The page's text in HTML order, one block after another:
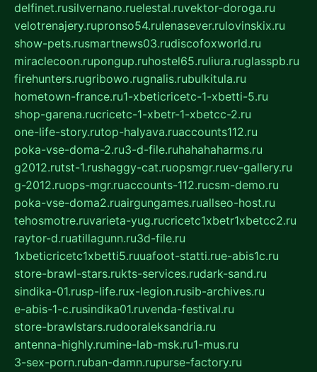
delfinet.rusilvernano.ruelestal.ruvektor-doroga.ru
velotrenajery.rupronso54.rulenasever.rulovinskix.ru
show-pets.rusmartnews03.rudiscofoxworld.ru
miraclecoon.rupongup.ruhostel65.ruliura.ruglasspb.ru
firehunters.rugribowo.rugnalis.rubulkitula.ru
hometown-france.ru1-xbeticricetc-1-xbetti-5.ru
shop-garena.rucricetc-1-xbetr-1-xbetcc-2.ru
one-life-story.rutop-halyava.ruaccounts112.ru
poka-vse-doma-2.ru3-d-file.ruhahahaharms.ru
g2012.rutst-1.rushaggy-cat.ruopsmgr.ruev-gallery.ru
g-2012.ruops-mgr.ruaccounts-112.rucsm-demo.ru
poka-vse-doma2.ruairgungames.ruallseo-host.ru
tehosmotre.ruvarieta-yug.rucricetc1xbetr1xbetcc2.ru
raytor-d.ruatillagunn.ru3d-file.ru
1xbeticricetc1xbetti5.ruuafoot-statti.rue-abis1c.ru
store-brawl-stars.rukts-services.rudark-sand.ru
sindika-01.rusp-life.rux-legion.rusib-archives.ru
e-abis-1-c.rusindika01.ruvenda-festival.ru
store-brawlstars.rudooraleksandria.ru
antenna-highly.rumine-lab-msk.ru1-mus.ru
3-sex-porn.ruban-damn.rupurse-factory.ru